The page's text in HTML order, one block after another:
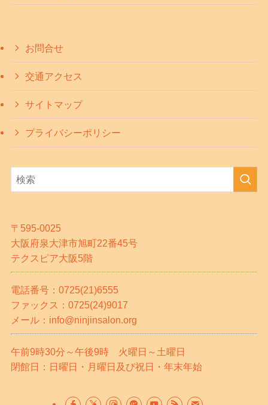
お問合せ
交通アクセス
サイトマップ
プライバシーポリシー
〒595-0025
大阪府泉大津市旭町22番45号
テクスピア大阪5階
電話番号：0725(21)6555
ファックス：0725(24)9017
メール：info@ninjinsalon.org
午前9時30分～午後9時 火曜日～土曜日
閉館日：日曜日・月曜日及び祝日・年末年始